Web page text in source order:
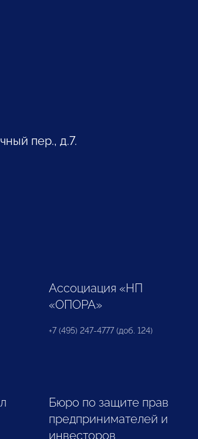
пер., д.7.
Ассоциация «НП
«ОПОРА»
+7 (495) 247-4777 (доб. 124)
Бюро по защите прав
предпринимателей и
инвесторов